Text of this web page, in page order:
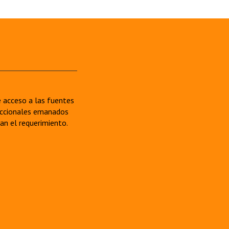
acceso a las fuentes
emanados
el requerimiento.